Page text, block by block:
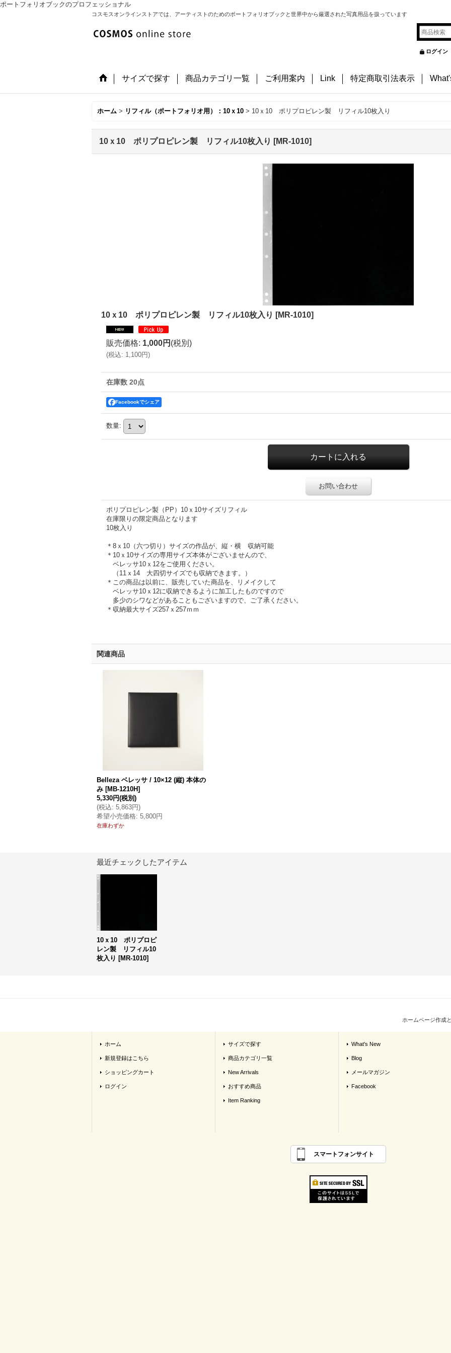
ポートフォリオブックのプロフェッショナル
コスモスオンラインストアでは、アーティストのためのポートフォリオブックと世界中から厳選された写真用品を扱っています
ログイン
サイズで探す 商品カテゴリ一覧 ご利用案内 Link 特定商取引法表示
ホーム > リフィル（ポートフォリオ用）：10ｘ10 > 10ｘ10 ポリプロピレン製 リフィル10枚入り
10ｘ10 ポリプロピレン製 リフィル10枚入り [MR-1010]
10ｘ10 ポリプロピレン製 リフィル10枚入り [MR-1010]
販売価格: 1,000円 (税別)
(税込: 1,100円)
在庫数 20点
Facebookでシェア
数量:
お問い合わせ
ポリプロピレン製（PP）10ｘ10サイズリフィル
在庫限りの限定商品となります
10枚入り
＊8ｘ10（六つ切り）サイズの作品が、縦・横 収納可能
＊10ｘ10サイズの専用サイズ本体がございませんので、
ベレッサ10ｘ12をご使用ください。
（11ｘ14 大四切サイズでも収納できます。）
＊この商品は以前に、販売していた商品を、リメイクして
ベレッサ10ｘ12に収納できるように加工したものですので
多少のシワなどがあることもございますので、ご了承ください。
＊収納最大サイズ257ｘ257ｍｍ
関連商品
Belleza ベレッサ / 10×12 (縦) 本体の
み [MB-1210H]
5,330円(税別)
(税込: 5,863円)
希望小売価格: 5,800円
在庫わずか
最近チェックしたアイテム
10ｘ10 ポリプロピ
レン製 リフィル10
枚入り [MR-1010]
ホームページ作成
ホーム
新規登録はこちら
ショッピングカート
ログイン
サイズで探す
商品カテゴリ一覧
New Arrivals
おすすめ商品
Item Ranking
What's New
Blog
メールマガジン
Facebook
スマートフォンサイト